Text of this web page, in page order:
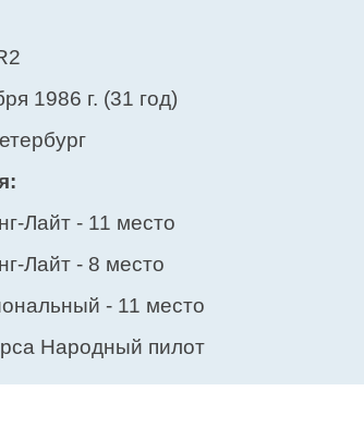
1986 г. (31 год)
Лайт - 11 место
Лайт - 8 место
- 11 место
Народный пилот